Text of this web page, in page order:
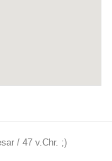
/ 47 v.Chr. ;)